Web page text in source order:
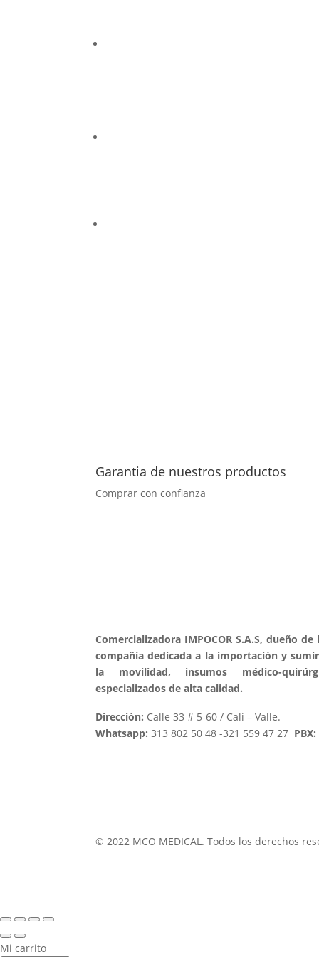
Garantia de nuestros productos
Comprar con confianza
Comercializadora IMPOCOR S.A.S, dueño
compañía dedicada a la importación y
la movilidad, insumos médico-
especializados de alta calidad.
Dirección: Calle 33 # 5-60 / Cali – Valle.
Whatsapp: 313 802 50 48 -321 559 47 27 PBX:
© 2022 MCO MEDICAL. Todos los derechos
Mi carrito